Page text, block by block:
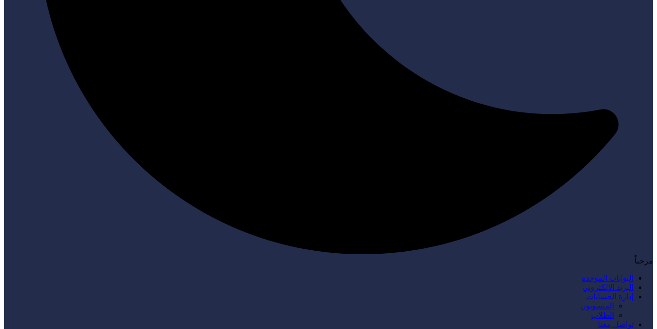
مرحباً
البوابات الموحدة
البريد الإلكتروني
إدارة الحسابات
المنسوبون
الطلاب
تواصل معنا